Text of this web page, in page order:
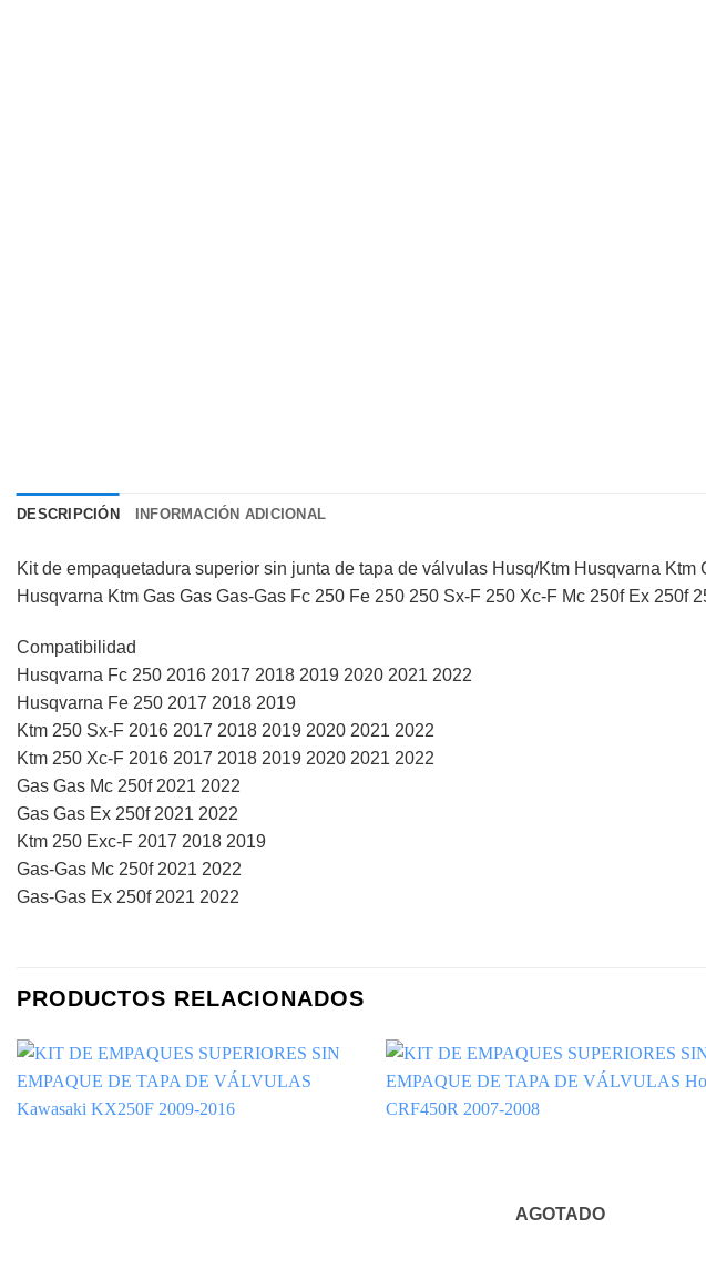
DESCRIPCIÓN INFORMACIÓN ADICIONAL
Kit de empaquetadura superior sin junta de tapa de válvulas Husq/Ktm Husqvarna
Husqvarna Ktm Gas Gas Gas-Gas Fc 250 Fe 250 250 Sx-F 250 Xc-F Mc 250f Ex
Compatibilidad
Husqvarna Fc 250 2016 2017 2018 2019 2020 2021 2022
Husqvarna Fe 250 2017 2018 2019
Ktm 250 Sx-F 2016 2017 2018 2019 2020 2021 2022
Ktm 250 Xc-F 2016 2017 2018 2019 2020 2021 2022
Gas Gas Mc 250f 2021 2022
Gas Gas Ex 250f 2021 2022
Ktm 250 Exc-F 2017 2018 2019
Gas-Gas Mc 250f 2021 2022
Gas-Gas Ex 250f 2021 2022
PRODUCTOS RELACIONADOS
AGOTADO